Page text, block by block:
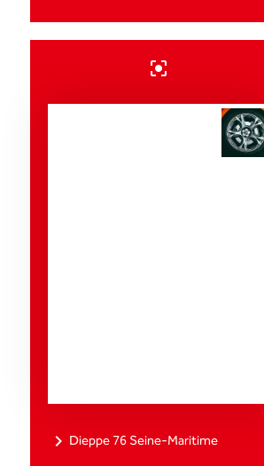
center_focus_strong
navigate_next Dieppe 76 Seine-Maritime